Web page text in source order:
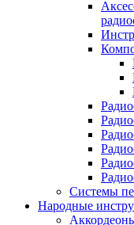
Системы
Народные